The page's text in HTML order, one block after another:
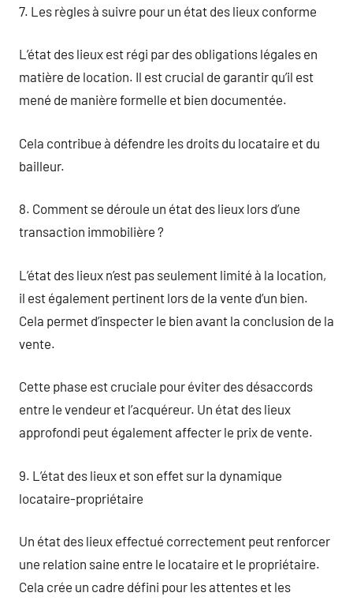
7. Les règles à suivre pour un état des lieux conforme
L’état des lieux est régi par des obligations légales en
matière de location. Il est crucial de garantir qu’il est
mené de manière formelle et bien documentée.
Cela contribue à défendre les droits du locataire et du
bailleur.
8. Comment se déroule un état des lieux lors d’une
transaction immobilière ?
L’état des lieux n’est pas seulement limité à la location,
il est également pertinent lors de la vente d’un bien.
Cela permet d’inspecter le bien avant la conclusion de la
vente.
Cette phase est cruciale pour éviter des désaccords
entre le vendeur et l’acquéreur. Un état des lieux
approfondi peut également affecter le prix de vente.
9. L’état des lieux et son effet sur la dynamique
locataire-propriétaire
Un état des lieux effectué correctement peut renforcer
une relation saine entre le locataire et le propriétaire.
Cela crée un cadre défini pour les attentes et les